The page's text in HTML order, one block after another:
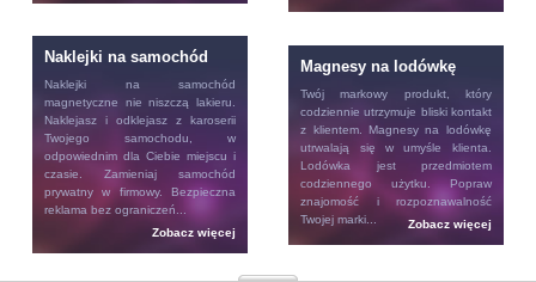
Naklejki na samochód
Naklejki na samochód
magnetyczne nie niszczą lakieru.
Naklejasz i odklejasz z karoserii
Twojego samochodu, w
odpowiednim dla Ciebie miejscu i
czasie. Zamieniaj samochód
prywatny w firmowy. Bezpieczna
reklama bez ograniczeń...
Zobacz więcej
Magnesy na lodówkę
Twój markowy produkt, który
codziennie utrzymuje bliski kontakt
z klientem. Magnesy na lodówkę
utrwalają się w umyśle klienta.
Lodówka jest przedmiotem
codziennego użytku. Popraw
znajomość i rozpoznawalność
Twojej marki...
Zobacz więcej